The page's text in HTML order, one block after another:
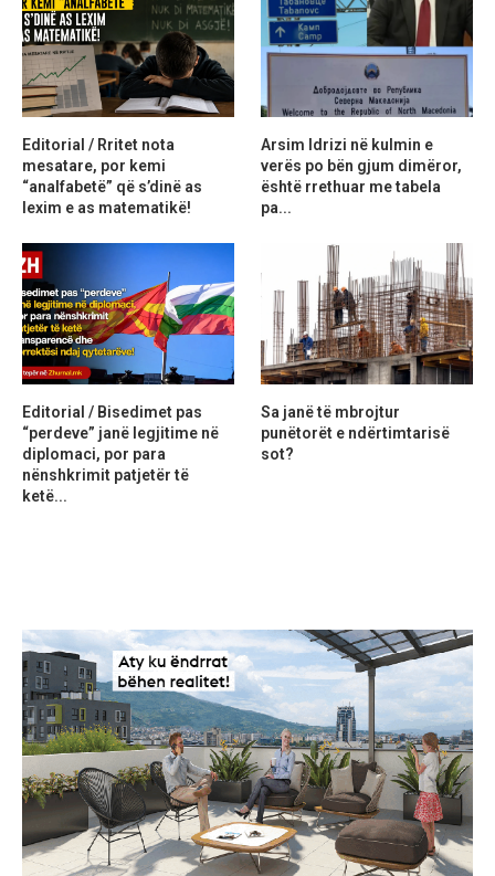
Editorial / Rritet nota
mesatare, por kemi
“analfabetë” që s’dinë as
lexim e as matematikë!
Arsim Idrizi në kulmin e
verës po bën gjum dimëror,
është rrethuar me tabela
pa...
Editorial / Bisedimet pas
“perdeve” janë legjitime në
diplomaci, por para
nënshkrimit patjetër të
ketë...
Sa janë të mbrojtur
punëtorët e ndërtimtarisë
sot?